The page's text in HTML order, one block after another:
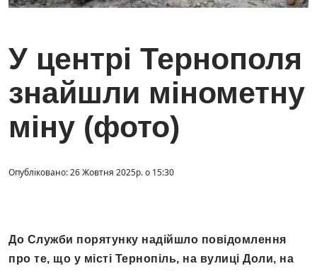
У центрі Тернополя
знайшли мінометну
міну (фото)
Опубліковано: 26 Жовтня 2025р. о 15:30
До Служби порятунку надійшло повідомлення
про те, що у місті Тернопіль, на вулиці Доли, на